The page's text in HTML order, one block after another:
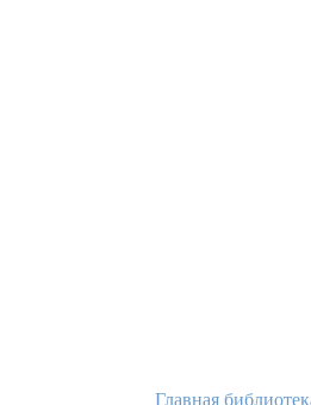
Главная